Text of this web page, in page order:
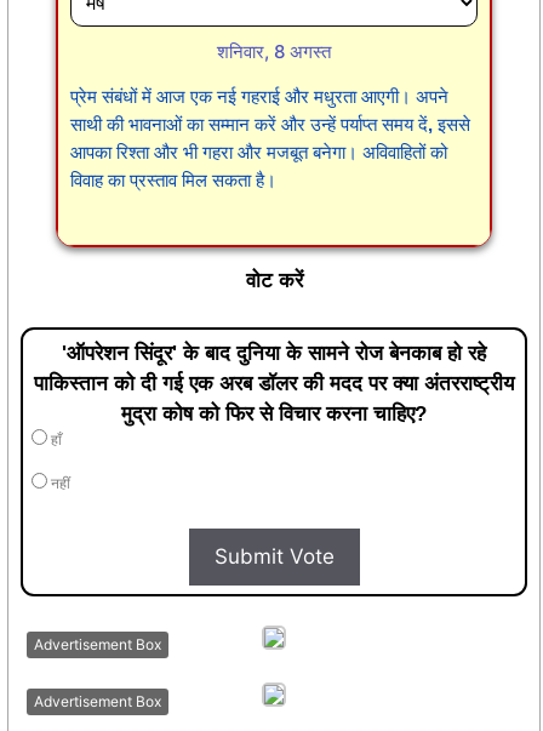
शनिवार, 8 अगस्त
प्रेम संबंधों में आज एक नई गहराई और मधुरता आएगी। अपने
साथी की भावनाओं का सम्मान करें और उन्हें पर्याप्त समय दें, इससे
आपका रिश्ता और भी गहरा और मजबूत बनेगा। अविवाहितों को
विवाह का प्रस्ताव मिल सकता है।
वोट करें
'ऑपरेशन सिंदूर' के बाद दुनिया के सामने रोज बेनकाब हो रहे
पाकिस्तान को दी गई एक अरब डॉलर की मदद पर क्या अंतरराष्ट्रीय
मुद्रा कोष को फिर से विचार करना चाहिए?
हाँ
नहीं
Submit Vote
Advertisement Box
Advertisement Box